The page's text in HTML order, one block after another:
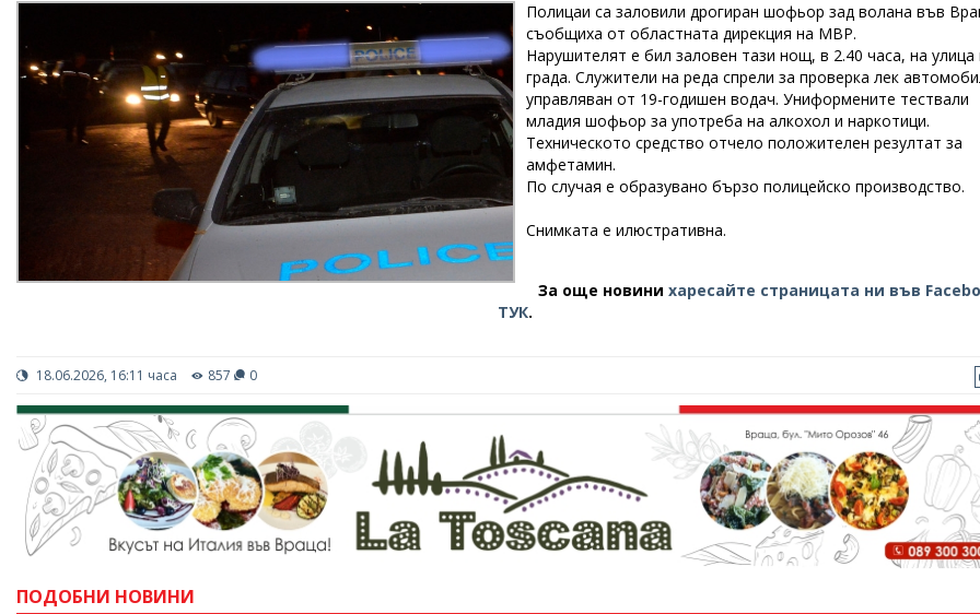
Полицаи са заловили дрогиран шофьор зад волана във
съобщиха от областната дирекция на МВР.
Нарушителят е бил заловен тази нощ, в 2.40 часа, на улица
града. Служители на реда спрели за проверка лек
управляван от 19-годишен водач. Униформените тествали
младия шофьор за употреба на алкохол и наркотици.
Техническото средство отчело положителен резултат за
амфетамин.
По случая е образувано бързо полицейско производство.
Снимката е илюстративна.
За още новини харесайте страницата ни във
ТУК.
18.06.2026, 16:11 часа 857 0
ПОДОБНИ НОВИНИ